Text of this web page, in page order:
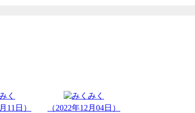
11日） （2022年12月04日）